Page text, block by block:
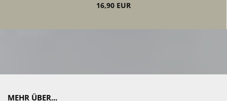
16,90 EUR
MEHR ÜBER...